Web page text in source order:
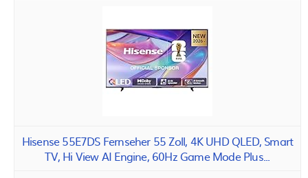
Hisense 55E7DS Fernseher 55 Zoll, 4K UHD QLED, Smart
TV, Hi View AI Engine, 60Hz Game Mode Plus...